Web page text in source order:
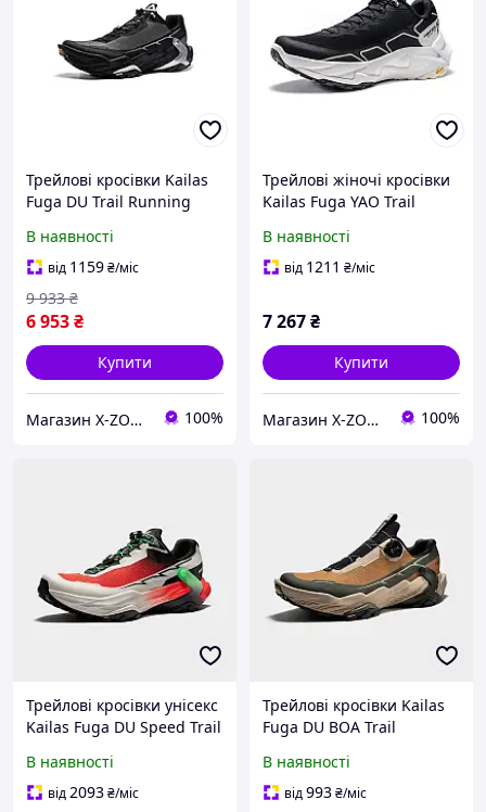
Трейлові кросівки Kailas
Fuga DU Trail Running
(KS2413111)
В наявності
від 1159₴/міс
6 953₴
9 933 ₴
Купити
Магазин X-ZONE 100%
Трейлові жіночі кросівки
Kailas Fuga YAO Trail
Black
В наявності
від 1211 ₴/міс
7 267₴
Купити
Магазин X-ZONE 100%
Трейлові кросівки унісекс
Kailas Fuga DU Speed Trail
В наявності
від2093₴/міс
Трейлові кросівки Kailas
Fuga DU BOA Trail
Honey Brown (KS2413107)
В наявності
від993₴/міс